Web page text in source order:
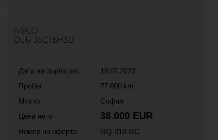
IVECO
Daily 35C16H3.0
Дата на първа рег.
18.07.2023
Пробег
77.600 km
Място
София
Цена нето
38.000 EUR
Номер на оферта GQ-018-GC